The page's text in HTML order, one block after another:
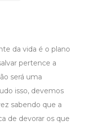
da vida é o plano
pertence a
será uma
isso, devemos
sabendo que a
de devorar os que